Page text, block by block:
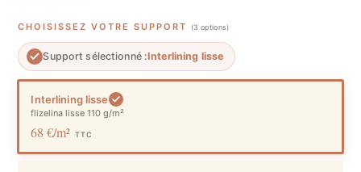
CHOISISSEZ VOTRE SUPPORT (3 options)
Support sélectionné :Interlining lisse
Interlining lisse
flizelina lisse 110 g/m²
68 €/m² TTC